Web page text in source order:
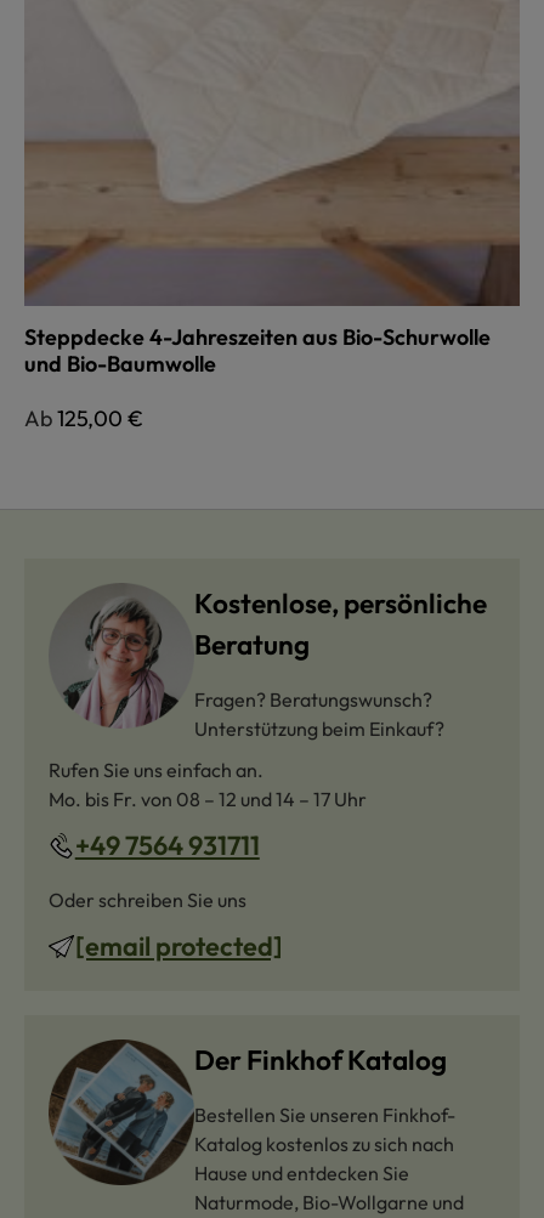
Steppdecke 4-Jahreszeiten aus Bio-Schurwolle
und Bio-Baumwolle
Regulärer Preis:
Ab125,00 €
Kostenlose, persönliche
Beratung
Fragen? Beratungswunsch?
Unterstützung beim Einkauf?
Rufen Sie uns einfach an.
Mo. bis Fr. von 08 – 12 und 14 – 17 Uhr
+49 7564 931711
Oder schreiben Sie uns
[email protected]
Der Finkhof Katalog
Bestellen Sie unseren Finkhof-
Katalog kostenlos zu sich nach
Hause und entdecken Sie
Naturmode, Bio-Wollgarne und